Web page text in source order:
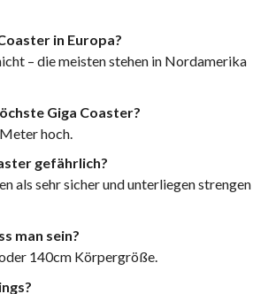
in Europa?
– die meisten stehen in Nordamerika
Giga Coaster?
hoch.
gefährlich?
als sehr sicher und unterliegen strengen
man sein?
140cm Körpergröße.